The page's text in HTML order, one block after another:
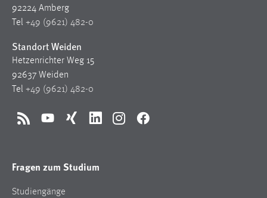
92224 Amberg
Tel +49 (9621) 482-0
Standort Weiden
Hetzenrichter Weg 15
92637 Weiden
Tel +49 (9621) 482-0
RSS YouTubeXing LinkedInInstagramFacebook
Fragen zum Studium
Studiengänge